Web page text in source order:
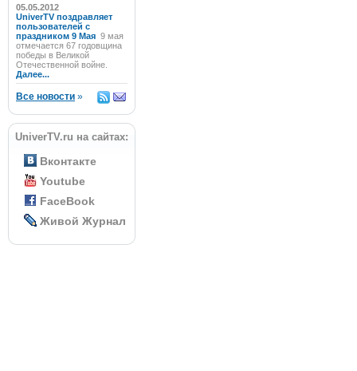
05.05.2012
UniverTV поздравляет
пользователей с
праздником 9 Мая 9 мая
отмечается 67 годовщина
победы в Великой
Отечественной войне.
Далее...
Все новости »
UniverTV.ru на сайтах:
Вконтакте
Youtube
FaceBook
Живой Журнал